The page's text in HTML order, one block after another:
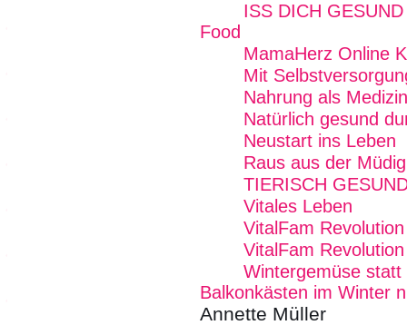
ISS DICH
Food
MamaHerz Online
Mit
Nahrung als Medizin
Natürlich gesund
Neustart ins Leben
Raus aus der
TIERISCH
Vitales Leben
VitalFam Revolution
VitalFam
Wintergemüse statt
Balkonkästen im Winter
Annette Müller